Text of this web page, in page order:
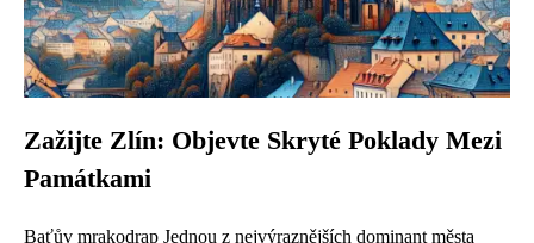
Zažijte Zlín: Objevte Skryté Poklady Mezi
Památkami
Baťův mrakodrap Jednou z nejvýraznějších dominant města